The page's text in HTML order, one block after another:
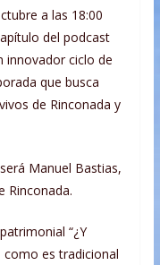
a las 18:00
del podcast
innovador ciclo de
que busca
de Rinconada y
Manuel Bastias,
Rinconada.
“¿Y
como es tradicional